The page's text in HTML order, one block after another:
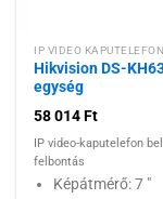
IP VIDEO KAPUTELEFON
Hikvision DS-
egység
58 014Ft
IP video-kaputelefon
felbontás
Képátmérő: 7 "